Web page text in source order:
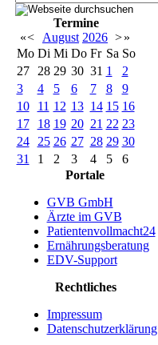
Termine
«< August 2026 >»
Mo Di Mi Do Fr Sa So
27
28 29 30 31 1
2
3
4 5 6 7 8
9
10
11 12 13 14 15 16
17
18 19 20 21 22 23
24
25 26 27 28 29 30
31
1 2 3 4 5
6
Portale
GVB GmbH
Ärzte im GVB
Patientenvollmacht24
Ernährungsberatung
EDV-Support
Rechtliches
Impressum
Datenschutzerklärung